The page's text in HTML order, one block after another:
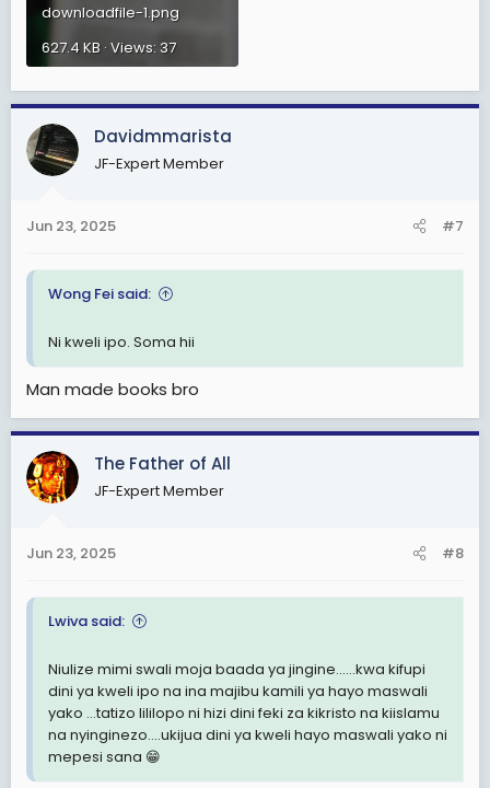
downloadfile-1.png
627.4 KB · Views: 37
Davidmmarista
JF-Expert Member
Jun 23, 2025 #7
Wong Fei said:
Ni kweli ipo. Soma hii
Man made books bro
The Father of All
JF-Expert Member
Jun 23, 2025 #8
Lwiva said:
Niulize mimi swali moja baada ya jingine......kwa kifupi
dini ya kweli ipo na ina majibu kamili ya hayo maswali
yako ...tatizo lililopo ni hizi dini feki za kikristo na kiislamu
na nyinginezo....ukijua dini ya kweli hayo maswali yako ni
mepesi sana 😁